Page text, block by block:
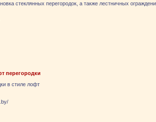
стеклянных перегородок, а также лестничных
перегородки
в стиле лофт